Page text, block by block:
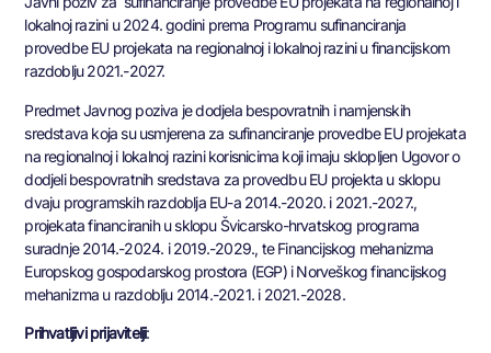
lokalnoj razini u 2024. godini prema Programu sufinanciranja
provedbe EU projekata na regionalnoj i lokalnoj razini u financijskom
razdoblju 2021.-2027.
Predmet Javnog poziva je dodjela bespovratnih i namjenskih
sredstava koja su usmjerena za sufinanciranje provedbe EU projekata
na regionalnoj i lokalnoj razini korisnicima koji imaju sklopljen Ugovor o
dodjeli bespovratnih sredstava za provedbu EU projekta u sklopu
dvaju programskih razdoblja EU-a 2014.-2020. i 2021.-2027.,
projekata financiranih u sklopu Švicarsko-hrvatskog programa
suradnje 2014.-2024. i 2019.-2029., te Financijskog mehanizma
Europskog gospodarskog prostora (EGP) i Norveškog financijskog
mehanizma u razdoblju 2014.-2021. i 2021.-2028.
Prihvatljivi prijavitelji: